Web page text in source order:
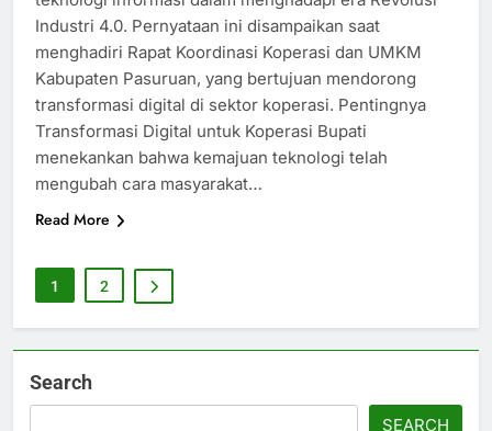
Industri 4.0. Pernyataan ini disampaikan saat
menghadiri Rapat Koordinasi Koperasi dan UMKM
Kabupaten Pasuruan, yang bertujuan mendorong
transformasi digital di sektor koperasi. Pentingnya
Transformasi Digital untuk Koperasi Bupati
menekankan bahwa kemajuan teknologi telah
mengubah cara masyarakat…
Read More
1 2
Search
SEARCH